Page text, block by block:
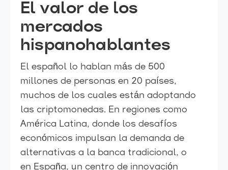
El valor de los
mercados
hispanohablantes
El español lo hablan más de 500
millones de personas en 20 países,
muchos de los cuales están adoptando
las criptomonedas. En regiones como
América Latina, donde los desafíos
económicos impulsan la demanda de
alternativas a la banca tradicional, o
en España, un centro de innovación